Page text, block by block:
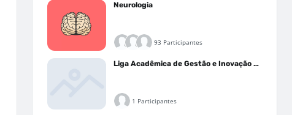
Neurologia
93 Participantes
Liga Acadêmica de Gestão e Inovação Médica - LAGIM
1 Participantes